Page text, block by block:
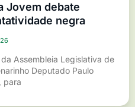
Jovem debate
negra
Assembleia Legislativa de
Deputado Paulo
para